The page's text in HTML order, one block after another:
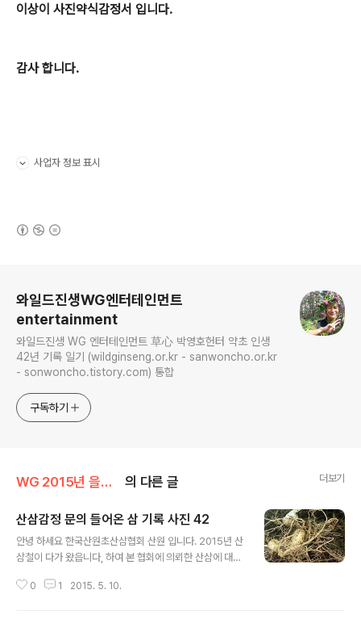
이상이 사진약식감정서 입니다.
감사 합니다.
사업자 정보 표시
와일드진생WG엔터테인먼트
entertainment
와일드진생 WG 엔터테인먼트 草心 박영호헌터 약초 인생
42년 기록 일기 (wildginseng.or.kr - sanwoncho.or.kr
- sonwoncho.tistory.com) 통합
구독하기
WG 2015년 을미년 기록 의 다른 글 더보기
산삼감정 문의 들어온 삼 기록 사진 42
안녕 하세요 한국산원초산삼협회 산원 입니다. 2015년 산
삼철이 다가 왔읍니다, 하여 본 협회에 의뢰한 산삼에 대한
로써 모든 약초 중에 최고의 선약으로 알려 져 있읍니다, 또
0 1 2015. 5. 10.